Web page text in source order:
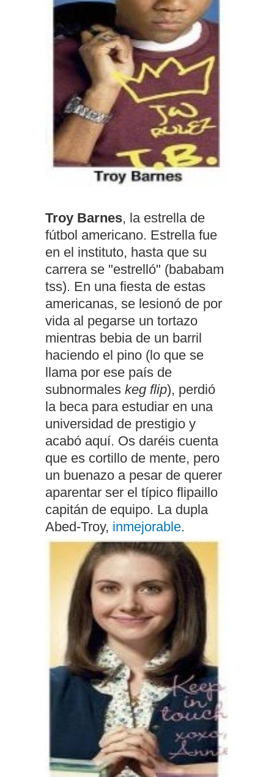
Troy Barnes, la estrella de
fútbol americano. Estrella fue
en el instituto, hasta que su
carrera se "estrelló" (bababam
tss). En una fiesta de estas
americanas, se lesionó de por
vida al pegarse un tortazo
mientras bebia de un barril
haciendo el pino (lo que se
llama por ese país de
subnormales keg flip), perdió
la beca para estudiar en una
universidad de prestigio y
acabó aquí. Os daréis cuenta
que es cortillo de mente, pero
un buenazo a pesar de querer
aparentar ser el típico flipaillo
capitán de equipo. La dupla
Abed-Troy, inmejorable.